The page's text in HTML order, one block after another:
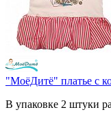
"МоёДитё" платье с
В упаковке 2 штуки